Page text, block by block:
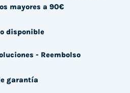
mayores a 90€
disponible
- Reembolso
garantía